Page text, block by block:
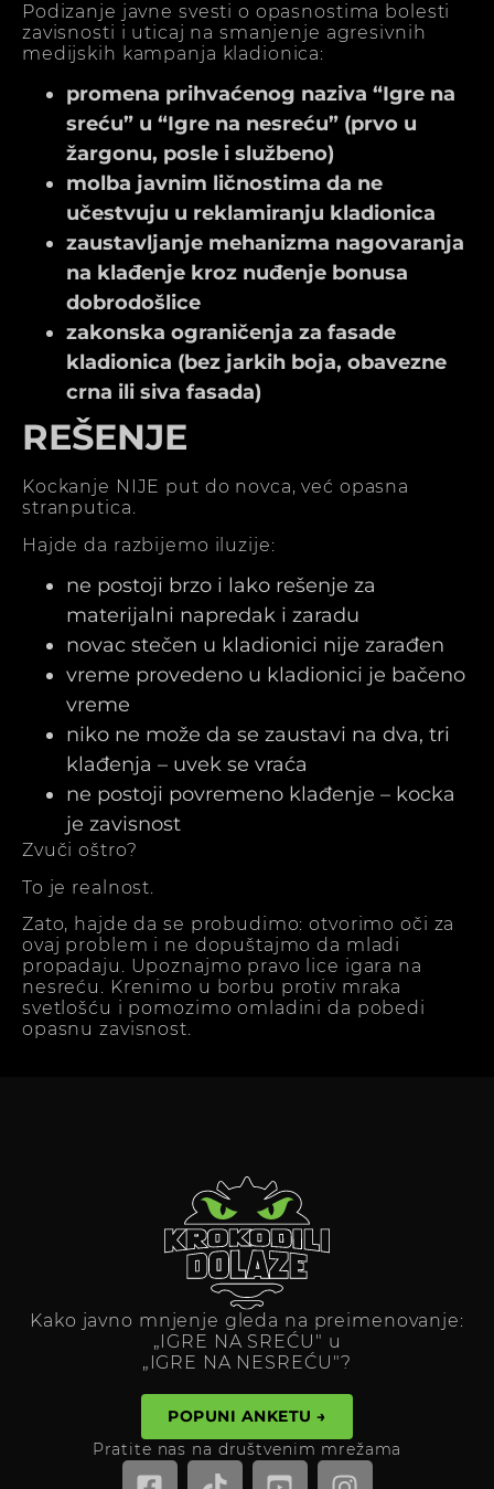
Podizanje javne svesti o opasnostima bolesti
zavisnosti i uticaj na smanjenje agresivnih
medijskih kampanja kladionica:
promena prihvaćenog naziva “Igre na
sreću” u “Igre na nesreću” (prvo u
žargonu, posle i službeno)
molba javnim ličnostima da ne
učestvuju u reklamiranju kladionica
zaustavljanje mehanizma nagovaranja
na klađenje kroz nuđenje bonusa
dobrodošlice
zakonska ograničenja za fasade
kladionica (bez jarkih boja, obavezne
crna ili siva fasada)
REŠENJE
Kockanje NIJE put do novca, već opasna
stranputica.
Hajde da razbijemo iluzije:
ne postoji brzo i lako rešenje za
materijalni napredak i zaradu
novac stečen u kladionici nije zarađen
vreme provedeno u kladionici je bačeno
vreme
niko ne može da se zaustavi na dva, tri
klađenja – uvek se vraća
ne postoji povremeno klađenje – kocka
je zavisnost
Zvuči oštro?
To je realnost.
Zato, hajde da se probudimo: otvorimo oči za
ovaj problem i ne dopuštajmo da mladi
propadaju. Upoznajmo pravo lice igara na
nesreću. Krenimo u borbu protiv mraka
svetlošću i pomozimo omladini da pobedi
opasnu zavisnost.
Kako javno mnjenje gleda na preimenovanje:
„IGRE NA SREĆU" u
„IGRE NA NESREĆU"?
POPUNI ANKETU →
Pratite nas na društvenim mrežama